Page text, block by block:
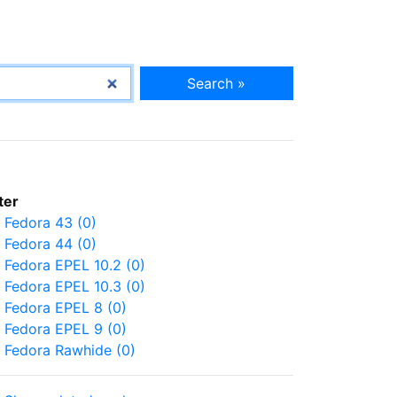
Search »
Fedora 43 (0)
Fedora 44 (0)
Fedora EPEL 10.2 (0)
Fedora EPEL 10.3 (0)
Fedora EPEL 8 (0)
Fedora EPEL 9 (0)
Fedora Rawhide (0)